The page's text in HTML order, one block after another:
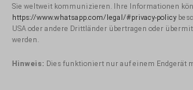
Sie weltweit kommunizieren. Ihre Informationen
https://www.whatsapp.com/legal/#privacy-policy
USA oder andere Drittländer übertragen oder
werden.
Hinweis: Dies funktioniert nur auf einem Endgerät